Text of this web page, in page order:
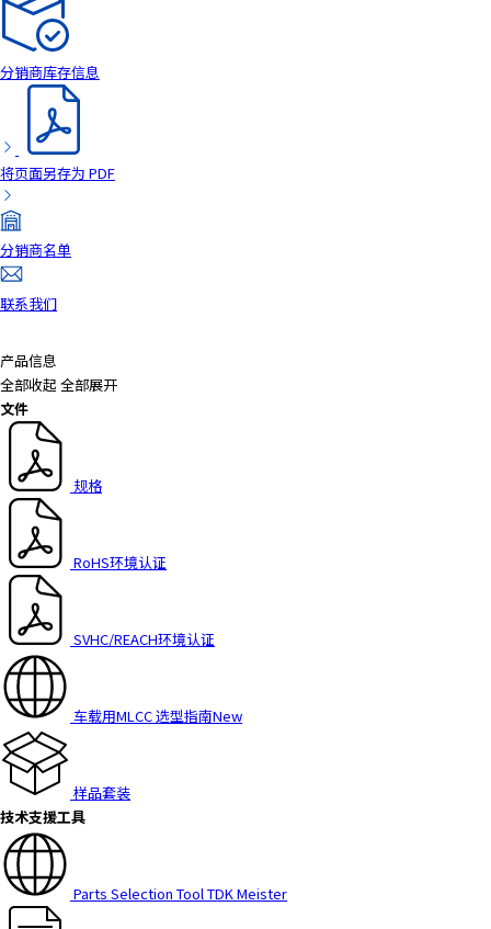
分销商库存信息
将页面另存为 PDF
分销商名单
联系我们
产品信息
全部收起 全部展开
文件
规格
RoHS环境认证
SVHC/REACH环境认证
车载用MLCC 选型指南New
样品套装
技术支援工具
Parts Selection Tool TDK Meister